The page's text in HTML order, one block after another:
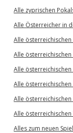
Alle zyprischen
Alle Österreicher in
Alle
Alle
Alle
Alle
Alle österreichischen
Alle
Alles zum neuen